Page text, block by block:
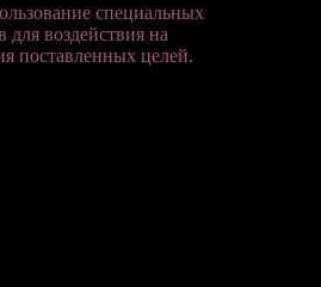
специальных
воздействия на
поставленных целей.